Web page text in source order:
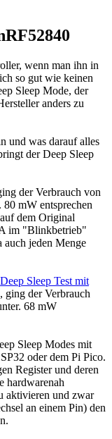
wenn man ihn in
so gut wie keinen
Sleep Mode, der
anders zu
und was darauf alles
der Deep Sleep
der Verbrauch von
mW entsprechen
dem Original
im "Blinkbetrieb"
auch jeden Menge
Deep Sleep Test mit
ging der Verbrauch
68 mW
Sleep Modes mit
oder dem Pi Pico.
Register und deren
hardwarenah
aktivieren und zwar
an einem Pin) den